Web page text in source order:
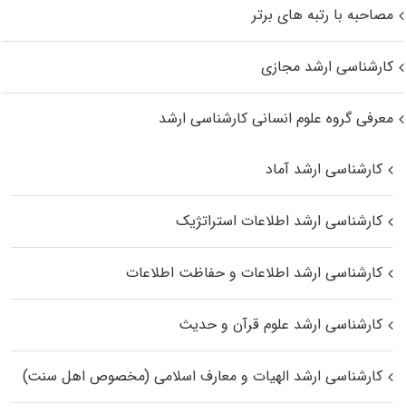
مصاحبه با رتبه های برتر
کارشناسی ارشد مجازی
معرفی گروه علوم انسانی کارشناسی ارشد
کارشناسی ارشد آماد
کارشناسی ارشد اطلاعات استراتژیک
کارشناسی ارشد اطلاعات و حفاظت اطلاعات
کارشناسی ارشد علوم قرآن و حدیث
کارشناسی ارشد الهیات و معارف اسلامی (مخصوص اهل سنت)